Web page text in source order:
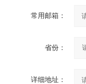
常用邮箱：
省份：
详细地址：